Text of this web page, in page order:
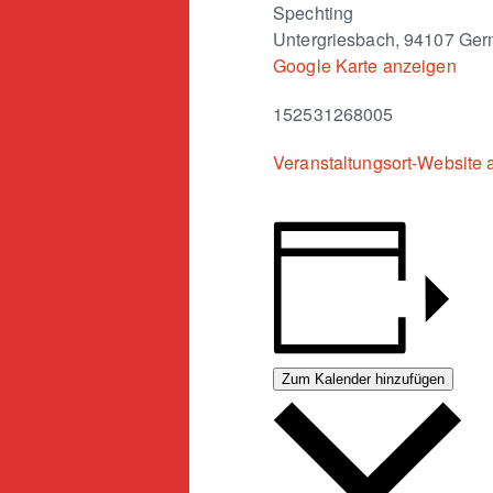
Spechting
Untergriesbach, 94107
Google Karte anzeigen
152531268005
Veranstaltungsort-Website
Zum Kalender hinzufügen